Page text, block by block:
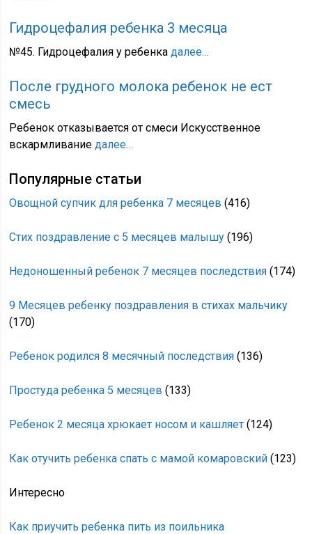
Гидроцефалия ребенка 3 месяца
№45. Гидроцефалия у ребенкадалее…
После грудного молока ребенок не ест
смесь
Ребенок отказывается от смеси Искусственное
вскармливаниедалее…
Популярные статьи
Овощной супчик для ребенка 7 месяцев (416)
Стих поздравление с 5 месяцев малышу (196)
Недоношенный ребенок 7 месяцев последствия (174)
9 Месяцев ребенку поздравления в стихах мальчику
(170)
Ребенок родился 8 месячный последствия (136)
Простуда ребенка 5 месяцев (133)
Ребенок 2 месяца хрюкает носом и кашляет (124)
Как отучить ребенка спать с мамой комаровский (123)
Интересно
Как приучить ребенка пить из поильника